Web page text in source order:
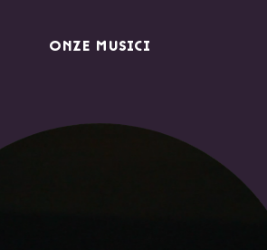
ONZE MUSICI